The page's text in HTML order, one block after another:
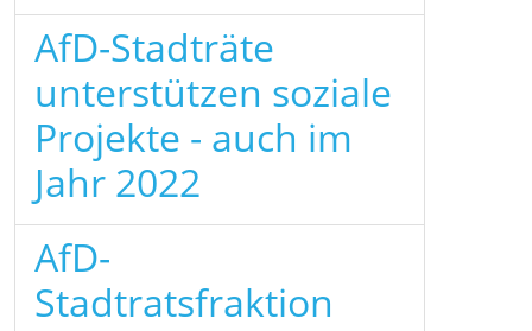
AfD-Stadträte
unterstützen soziale
Projekte - auch im
Jahr 2022
AfD-
Stadtratsfraktion